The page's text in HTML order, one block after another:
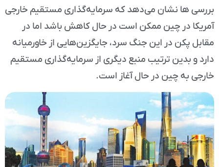
بررسی ها نشان می‌دهد که سرمایه‌گذاری مستقیم خارجی
آمریکا در چین ممکن است در حال کاهش باشد اما در
مقابل پکن در این جنگ سرد، جایگزین‌هایی از خاورمیانه
دارد و بدین ترتیب منبع دیگری از سرمایه‌گذاری مستقیم
خارجی به چین در حال آغاز است.